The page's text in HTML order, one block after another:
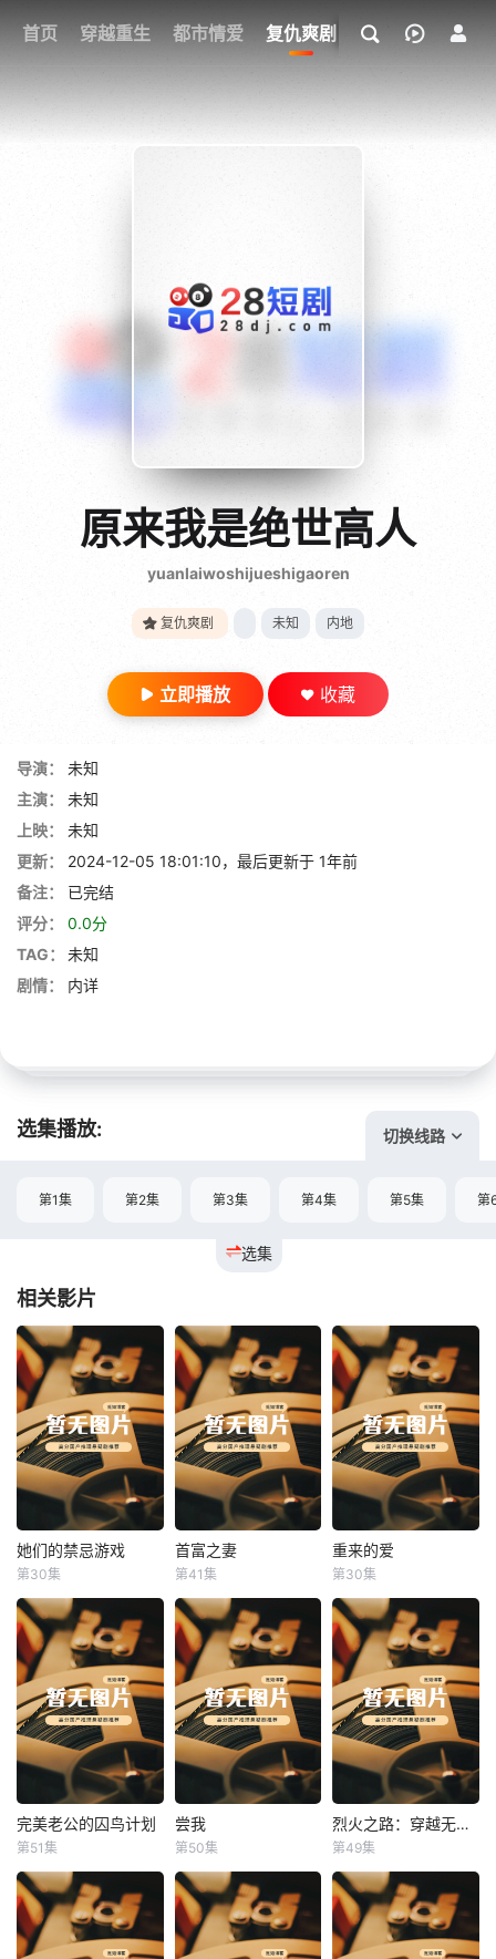
首页 穿越重生 都市情爱 复仇爽剧 玄幻武侠 奇幻
我的观影记录
{if condition="$obj.vod_points
gt 0"}
28短剧
原来我是绝世高人
yuanlaiwoshijueshigaoren
复仇爽剧 未知 内地
立即播放 收藏
导演：
未知
主演：
未知
上映：
未知
更新：
2024-12-05 18:01:10，最后更新于 1年前
备注：
已完结
评分：
0.0分
TAG：
未知
剧情：
内详
选集播放: 切换线路
选集
第1集 第2集 第3集 第4集 第5集 第
相关影片
她们的禁忌游戏
她们的禁忌游戏
第30集
首富之妻
首富之妻
第41集
重来的爱
重来的爱
第30集
完美老公的囚鸟计划
完美老公的囚鸟计划
第51集
尝我
尝我
第50集
烈火之路：穿越无人区 烈火之路：穿越无人区
第49集